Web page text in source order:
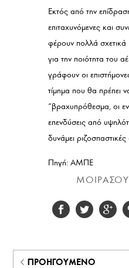
Εκτός από την
επιταχυνόμενες και
φέρουν πολλά σχετικά
για την ποιότητα του
γράφουν οι
τίμημα που θα πρέπει
“βραχυπρόθεσμα, οι
επενδύσεις από
δυνάμει
Πηγή: ΑΜΠΕ
ΠΡΟΗΓΟΎΜΕΝΟ